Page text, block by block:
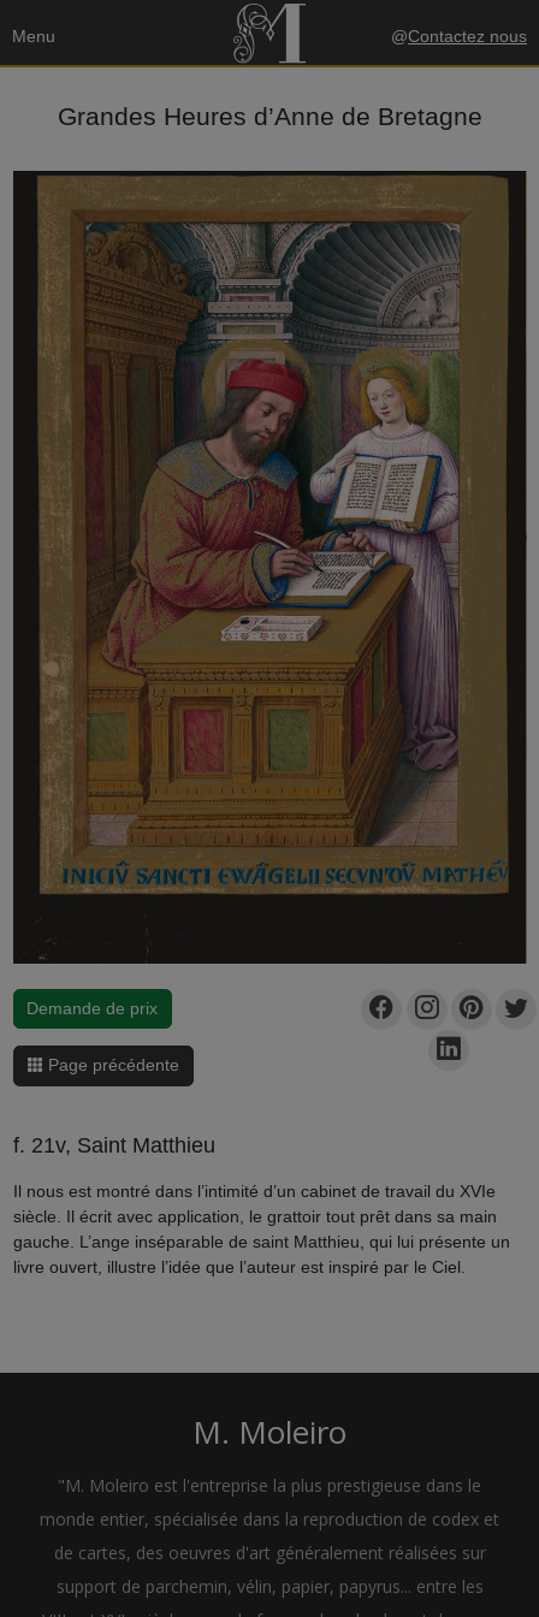
Menu @Contactez nous
Grandes Heures d’Anne de Bretagne
Demande de prix
Page précédente
f. 21v, Saint Matthieu
Il nous est montré dans l’intimité d’un cabinet de travail du XVIe
siècle. Il écrit avec application, le grattoir tout prêt dans sa main
gauche. L’ange inséparable de saint Matthieu, qui lui présente un
livre ouvert, illustre l’idée que l’auteur est inspiré par le Ciel.
M. Moleiro
"M. Moleiro est l'entreprise la plus prestigieuse dans le
monde entier, spécialisée dans la reproduction de codex et
de cartes, des oeuvres d'art généralement réalisées sur
support de parchemin, vélin, papier, papyrus... entre les